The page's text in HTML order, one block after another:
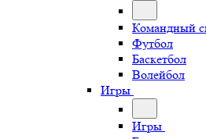
Командный
Футбол
Баскетбол
Волейбол
Игры
Игры